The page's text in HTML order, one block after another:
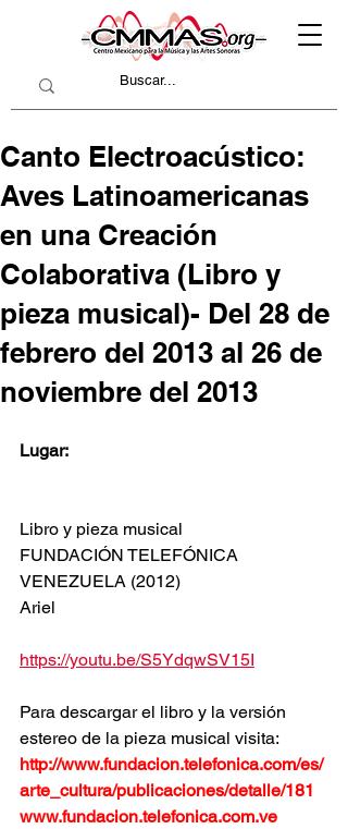
Canto Electroacústico:
Aves Latinoamericanas
en una Creación
Colaborativa (Libro y
pieza musical)- Del 28 de
febrero del 2013 al 26 de
noviembre del 2013
Lugar:
Libro y pieza musical
FUNDACIÓN TELEFÓNICA
VENEZUELA (2012)
Ariel
https://youtu.be/S5YdqwSV15I
Para descargar el libro y la versión
estereo de la pieza musical visita:
http://www.fundacion.telefonica.com/es/
arte_cultura/publicaciones/detalle/181
www.fundacion.telefonica.com.ve